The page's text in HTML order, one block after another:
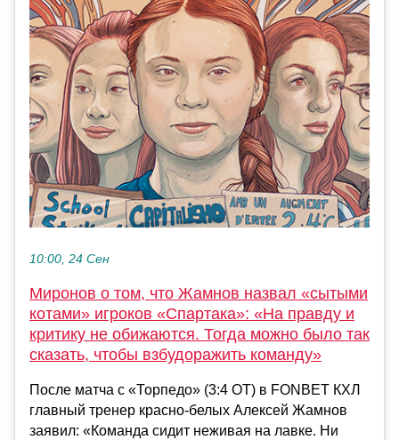
10:00, 24 Сен
Миронов о том, что Жамнов назвал «сытыми
котами» игроков «Спартака»: «На правду и
критику не обижаются. Тогда можно было так
сказать, чтобы взбудоражить команду»
После матча с «Торпедо» (3:4 ОТ) в FONBET КХЛ
главный тренер красно-белых Алексей Жамнов
заявил: «Команда сидит неживая на лавке. Ни